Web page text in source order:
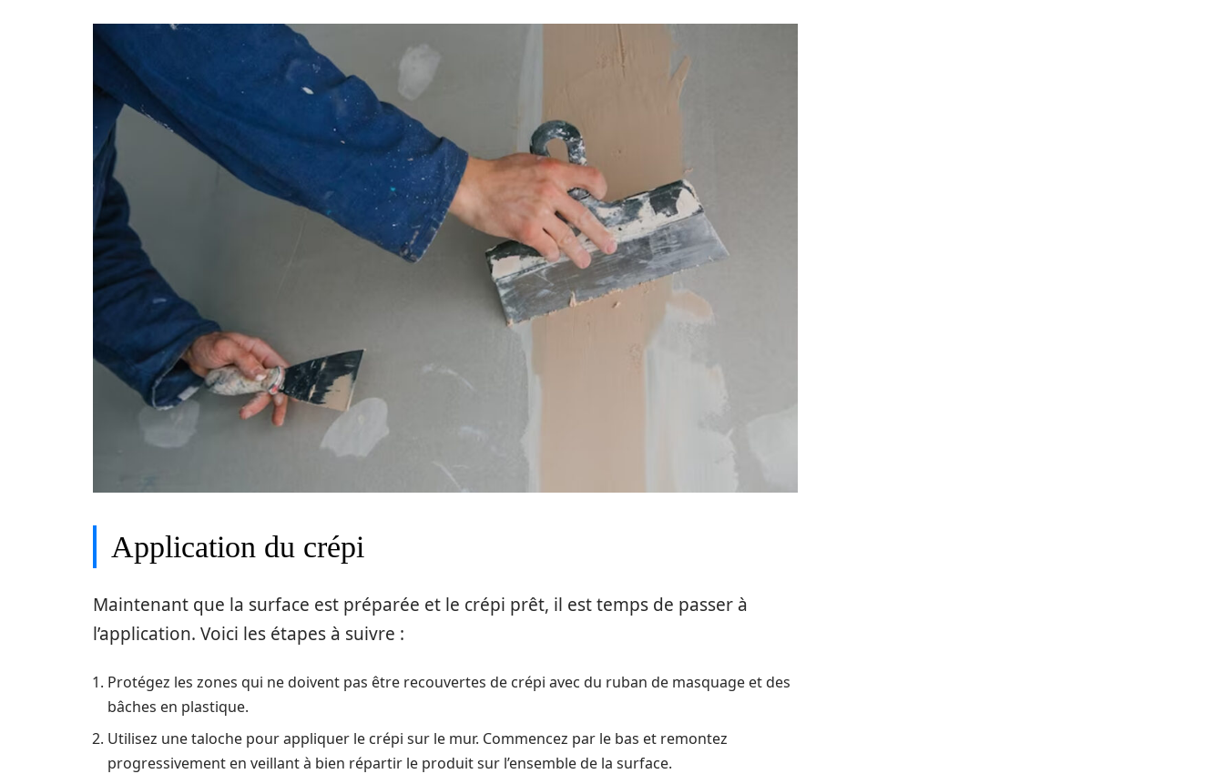
Application du crépi
Maintenant que la surface est préparée et le crépi prêt, il est temps de passer à
l’application. Voici les étapes à suivre :
Protégez les zones qui ne doivent pas être recouvertes de crépi avec du ruban de masquage et des
bâches en plastique.
Utilisez une taloche pour appliquer le crépi sur le mur. Commencez par le bas et remontez
progressivement en veillant à bien répartir le produit sur l’ensemble de la surface.